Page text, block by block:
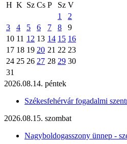
H K Sz Cs P Sz V
1
2
3
4 5 6 7 8
9
10 11 12 13 14 15 16
17 18 19 20 21 22 23
24 25 26 27 28 29 30
31
2026.08.14. péntek
Székesfehérvár fogadalmi
2026.08.15. szombat
Nagyboldogasszony ünnep -